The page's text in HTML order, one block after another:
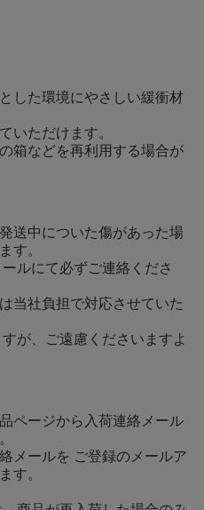
した環境にやさしい緩衝材
いただけます。
箱などを再利用する場合が
送中についた傷があった場
す。
ルにて必ずご連絡くださ
当社負担で対応させていた
が、ご遠慮くださいますよ
ページから入荷連絡メール
メールを ご登録のメールア
す。